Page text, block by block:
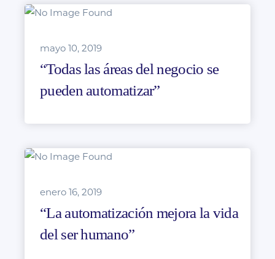
mayo 10, 2019
“Todas las áreas del negocio se
pueden automatizar”
enero 16, 2019
“La automatización mejora la vida
del ser humano”